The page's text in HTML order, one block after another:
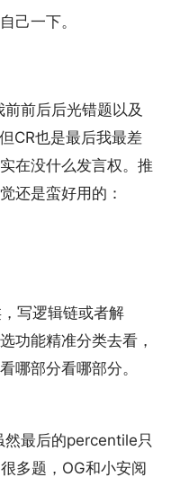
己一下。
前后后光错题以及
CR也是最后我最差
在没什么发言权。推
还是蛮好用的：
写逻辑链或者解
功能精准分类去看，
哪部分看哪部分。
然最后的percentile只
多题，OG和小安阅